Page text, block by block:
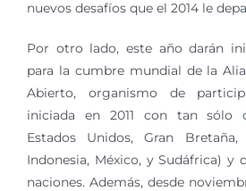
nuevos desafíos que el 2014 le
Por otro lado, este año darán
para la cumbre mundial de la
Abierto, organismo de
iniciada en 2011 con tan sólo
Estados Unidos, Gran Bretaña,
Indonesia, México, y Sudáfrica) y
naciones. Además, desde